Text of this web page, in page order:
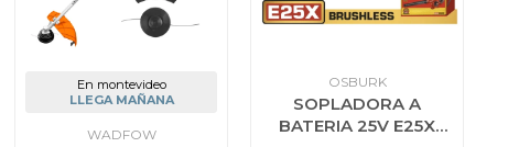
En montevideo
LLEGA MAÑANA
WADFOW
OSBURK
SOPLADORA A
BATERIA 25V E25X